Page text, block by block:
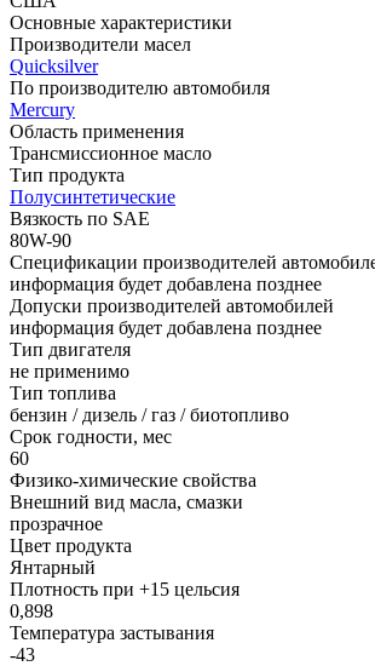
Основные характеристики
Производители масел
Quicksilver
По производителю автомобиля
Mercury
Область применения
Трансмиссионное масло
Тип продукта
Полусинтетические
Вязкость по SAE
80W-90
Спецификации производителей
информация будет добавлена позднее
Допуски производителей автомобилей
информация будет добавлена позднее
Тип двигателя
не применимо
Тип топлива
бензин / дизель / газ / биотопливо
Срок годности, мес
60
Физико-химические свойства
Внешний вид масла, смазки
прозрачное
Цвет продукта
Янтарный
Плотность при +15 цельсия
0,898
Температура застывания
-43